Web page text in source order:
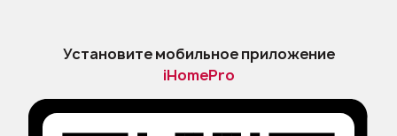
Установите мобильное приложение
iHomePro